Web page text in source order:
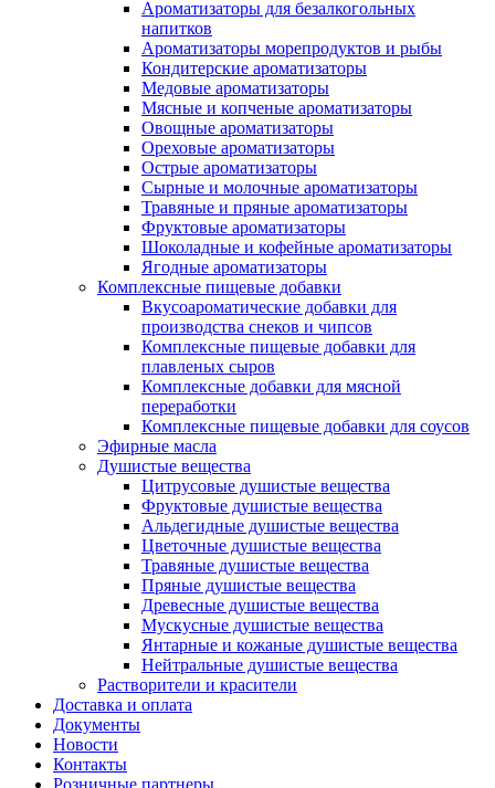
Ароматизаторы для безалкогольных
напитков
Ароматизаторы морепродуктов и рыбы
Кондитерские ароматизаторы
Медовые ароматизаторы
Мясные и копченые ароматизаторы
Овощные ароматизаторы
Ореховые ароматизаторы
Острые ароматизаторы
Сырные и молочные ароматизаторы
Травяные и пряные ароматизаторы
Фруктовые ароматизаторы
Шоколадные и кофейные ароматизаторы
Ягодные ароматизаторы
Комплексные пищевые добавки
Вкусоароматические добавки для
производства снеков и чипсов
Комплексные пищевые добавки для
плавленых сыров
Комплексные добавки для мясной
переработки
Комплексные пищевые добавки для соусов
Эфирные масла
Душистые вещества
Цитрусовые душистые вещества
Фруктовые душистые вещества
Альдегидные душистые вещества
Цветочные душистые вещества
Травяные душистые вещества
Пряные душистые вещества
Древесные душистые вещества
Мускусные душистые вещества
Янтарные и кожаные душистые вещества
Нейтральные душистые вещества
Растворители и красители
Доставка и оплата
Документы
Новости
Контакты
Розничные партнеры